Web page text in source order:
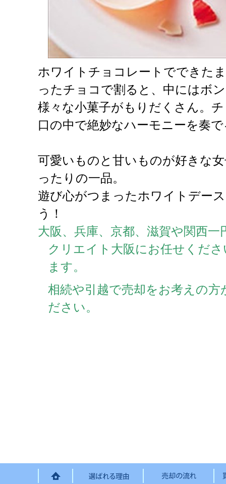
ホワイトチョコレートでできた
ったチョコで割ると、中にはボ
様々な小菓子がもりだくさん。
口の中で絶妙なハーモニーを奏
可愛いものと甘いものが好きな
ったりの一品。
遊び心がつまったホワイトデー
う！
大阪、兵庫、京都、滋賀や関西
クリエイト大阪にお任せくだ
ます。
相続や引越で売却をお考えの
ださい。